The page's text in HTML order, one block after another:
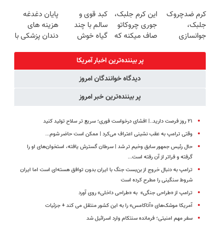
تخفیف ویژه
🔥 پرداخت
درب منزل
نرو(تخفیف40%)
کرم ضدچروک
جلبک،
جوانسازی
این کرم جلبک،
جوری چروکاتو
صاف میکنه که
کردی!(تخفیف
ویژه)
کبد قوی و
سالم با چند
گیاه خوش
پایان دغدغه
هزینه های
دندان پزشکی با
پر بیننده‌ترین اخبار آمریکا
دیدگاه خوانندگان امروز
پر بیننده‌ترین خبر امروز
۲۱ روز فرصت دارید..| افشای درخواست فوری؛ سریع تر سلاح تولید کنید
وقتی ترامپ به عقب نشینی اعتراف می‌کرد | ممکن است حاضر شوم...
حال رئیس جمهور سابق وخیم تر شد | سرطان گسترش یافته، استخوان‌های او را
گرفته و فراتر از آن رفته است...
ترامپ به دنبال خروج از بن‌بست جنگ با ایران بدون توافق هسته‌ای است اما ایران
شروط سنگینی را مطرح کرده است
ترامپ از «طراحی جنگی» به «طراحی داخلی» روی آورد
آمریکا موشک‌های «آتاکامس» را به این کشور منتقل می کند + جزئیات
سفر مهم امنیتی؛ فرمانده سنتکام وارد اسرائیل شد